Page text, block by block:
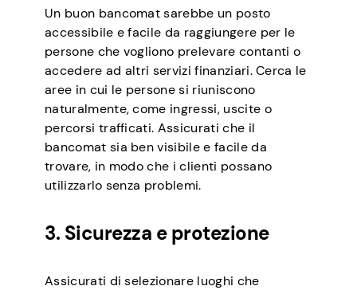
Un buon bancomat sarebbe un posto
accessibile e facile da raggiungere per le
persone che vogliono prelevare contanti o
accedere ad altri servizi finanziari. Cerca le
aree in cui le persone si riuniscono
naturalmente, come ingressi, uscite o
percorsi trafficati. Assicurati che il
bancomat sia ben visibile e facile da
trovare, in modo che i clienti possano
utilizzarlo senza problemi.
3. Sicurezza e protezione
Assicurati di selezionare luoghi che